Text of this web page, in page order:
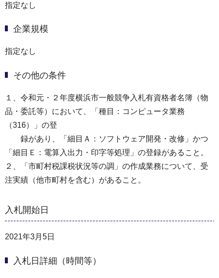
指定なし
企業規模
指定なし
その他の条件
１、令和元・２年度横浜市一般競争入札有資格者名簿（物
品・委託等）において、「種目：コンピュータ業務
（316）」の登
録があり、「細目Ａ：ソフトウェア開発・改修」かつ
「細目Ｅ：電算入出力・印字等処理」の登録があること。
２、「市町村税課税状況等の調」の作成業務について、受
注実績（他市町村を含む）があること。
入札開始日
2021年3月5日
入札日詳細（時間等）